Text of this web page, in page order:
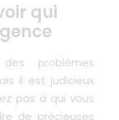
qui
problèmes
il est judicieux
pas à qui vous
de précieuses